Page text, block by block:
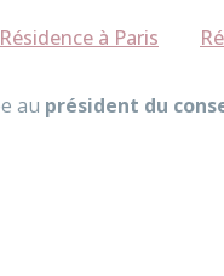
Résidence à Paris
au président du